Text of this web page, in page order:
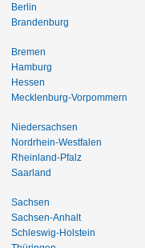
Berlin
Brandenburg
Bremen
Hamburg
Hessen
Mecklenburg-Vorpommern
Niedersachsen
Nordrhein-Westfalen
Rheinland-Pfalz
Saarland
Sachsen
Sachsen-Anhalt
Schleswig-Holstein